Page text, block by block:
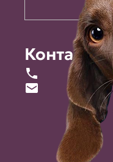
Контакты